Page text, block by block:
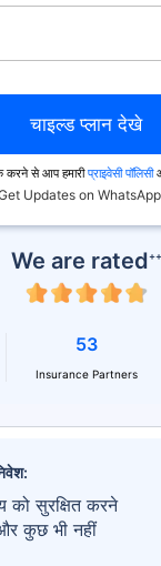
सुरक्षित करने
कुछ भी नहीं
We are rated++
53
Insurance Partners
चाइल्ड प्लान देखे
करने से आप हमारीप्राइवेसी पॉलिसी
Updates on WhatsApp